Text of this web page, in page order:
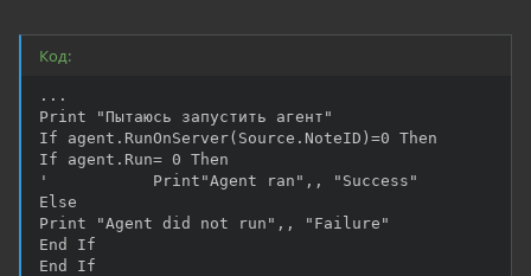
Код:
...
Print "Пытаюсь запустить агент"
If agent.RunOnServer(Source.NoteID)=0 Then
If agent.Run= 0 Then
'			Print"Agent ran",, "Success"
Else
Print "Agent did not run",, "Failure"
End If
End If